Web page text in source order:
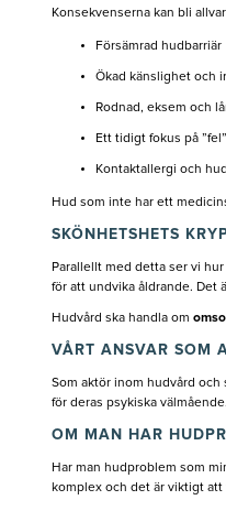
Konsekvenserna kan bli
Försämrad hudbarriär
Ökad känslighet och
Rodnad, eksem och
Ett tidigt fokus på
Kontaktallergi och
Hud som inte har ett
SKÖNHETSHETS
Parallellt med detta ser vi
för att undvika åldrande. Det
Hudvård ska handla om
VÅRT ANSVAR SOM
Som aktör inom hudvård och
för deras psykiska välmående.
OM MAN HAR
Har man hudproblem som
komplex och det är viktigt att